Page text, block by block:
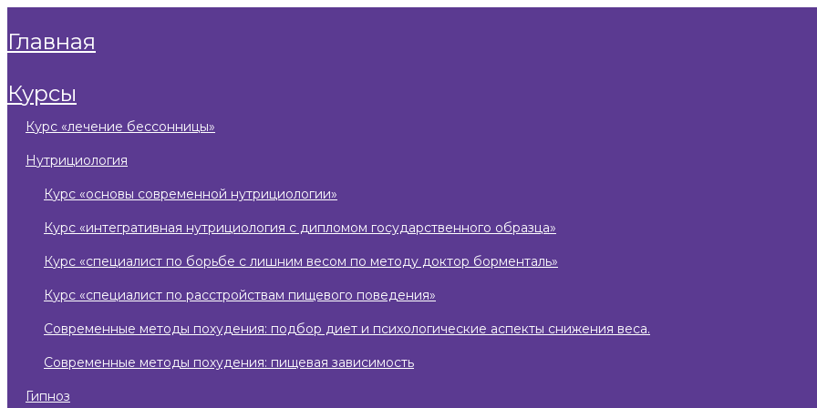
главная
курсы
курс «лечение бессонницы»
нутрициология
курс «основы современной нутрициологии»
курс «интегративная нутрициология с дипломом государственного образца»
курс «специалист по борьбе с лишним весом по методу доктор борменталь»
курс «специалист по расстройствам пищевого поведения»
современные методы похудения: подбор диет и психологические аспекты снижения веса.
современные методы похудения: пищевая зависимость
гипноз